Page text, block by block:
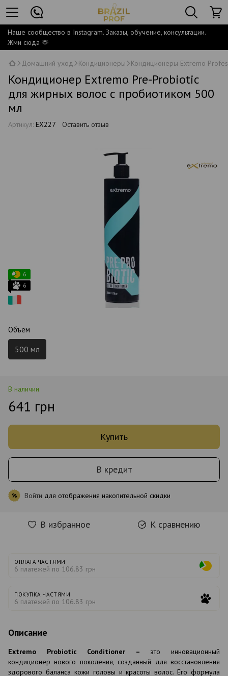
Наше сообщество в Instagram. Заказы, обучение, консультации.
Жми сюда 🫶
Домашний уход Кондиционеры Кондиционеры Extremo
Кондиционер Extremo Pre-Probiotic
для жирных волос с пробиотиком 500
мл
Артикул: EX227 Оставить отзыв
6
6
Объем
500 мл
В наличии
641 грн
Купить
В кредит
% Войти для отображения накопительной скидки
В избранное К сравнению
ОПЛАТА ЧАСТЯМИ
6 платежей по 106.83 грн
ПОКУПКА ЧАСТЯМИ
6 платежей по 106.83 грн
Описание
Extremo Probiotic Conditioner – это инновационный
кондиционер нового поколения, созданный для восстановления
здорового баланса кожи головы и красоты волос. Его формула